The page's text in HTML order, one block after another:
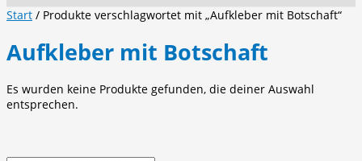
Start / Produkte verschlagwortet mit „Aufkleber mit Botschaft“
Aufkleber mit Botschaft
Es wurden keine Produkte gefunden, die deiner Auswahl
entsprechen.